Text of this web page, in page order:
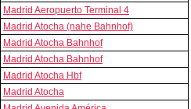
Madrid Aeropuerto Terminal 4
Madrid Atocha (nahe Bahnhof)
Madrid Atocha Bahnhof
Madrid Atocha Bahnhof
Madrid Atocha Hbf
Madrid Atocha